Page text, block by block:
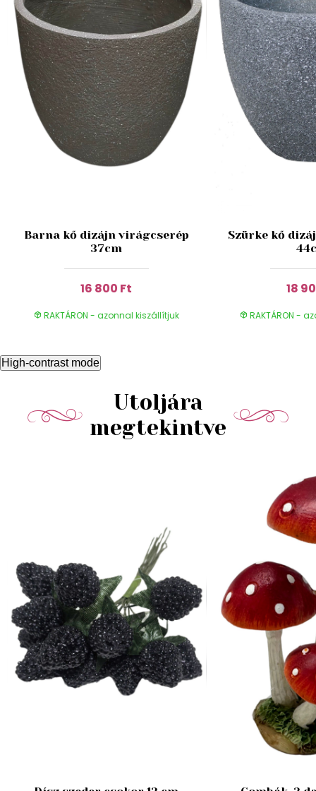
Barna kő dizájn virágcserép
37cm
16 800 Ft
RAKTÁRON - azonnal kiszállítjuk
Szürke kő
18
RAKTÁRON -
High-contrast mode
Utoljára
megtekintve